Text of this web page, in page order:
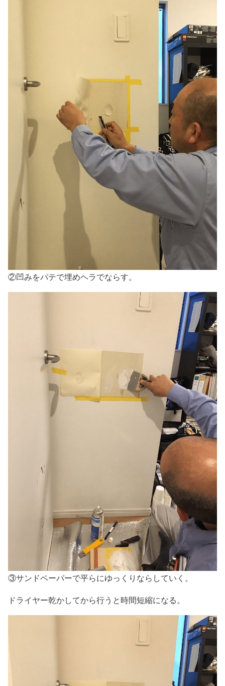
②凹みをパテで埋めヘラでならす。
③サンドペーパーで平らにゆっくりならしていく。
ドライヤー乾かしてから行うと時間短縮になる。